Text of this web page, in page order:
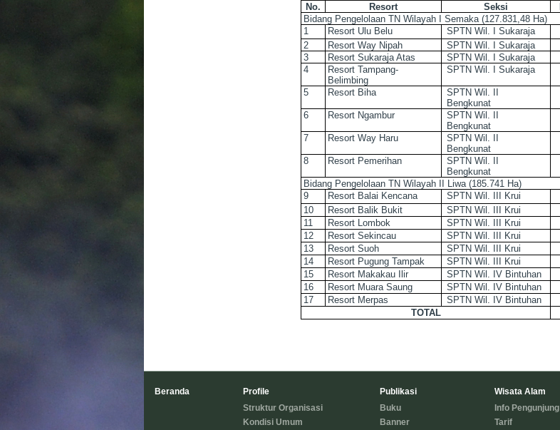
No. Resort Seksi
Bidang Pengelolaan TN Wilayah I Semaka (127.831,48 Ha)
1
Resort Ulu Belu SPTNWil. Sukaraja
2
Resort Way Nipah SPTNWil. Sukaraja
3
Resort Sukaraja Atas SPTNWil. Sukaraja
4
Resort Tampang-
Belimbing
SPTNWil. Sukaraja
5 Resort Biha SPTNWil.
Bengkunat
6 Resort Ngambur SPTNWil.
Bengkunat
7 Resort Way Haru SPTNWil.
Bengkunat
8 Resort Pemerihan SPTNWil.
Bengkunat
Bidang Pengelolaan TN Wilayah II Liwa (185.741 Ha)
9
Resort Balai Kencana SPTNWil. Krui
10
Resort Balik Bukit SPTNWil. Krui
11
Resort Lombok SPTNWil. Krui
12
Resort Sekincau SPTNWil. Krui
13
Resort Suoh SPTNWil. Krui
14
Resort Pugung Tampak SPTNWil. Krui
15
Resort Makakau Ilir SPTNWil. IV Bintuhan
16
Resort Muara Saung SPTNWil. IV Bintuhan
17
Resort Merpas SPTNWil. IV Bintuhan
TOTAL
Beranda
Profile
Struktur Organisasi
Kondisi Umum
Publikasi
Buku
Banner
Wisata Alam
Info Pengunjung
Tarif